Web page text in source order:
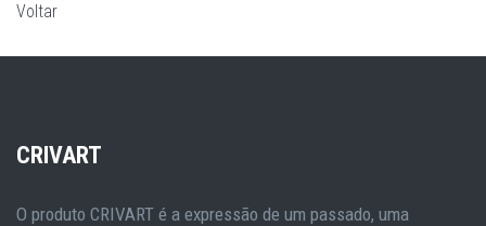
Voltar
CRIVART
O produto CRIVART é a expressão de um passado, uma